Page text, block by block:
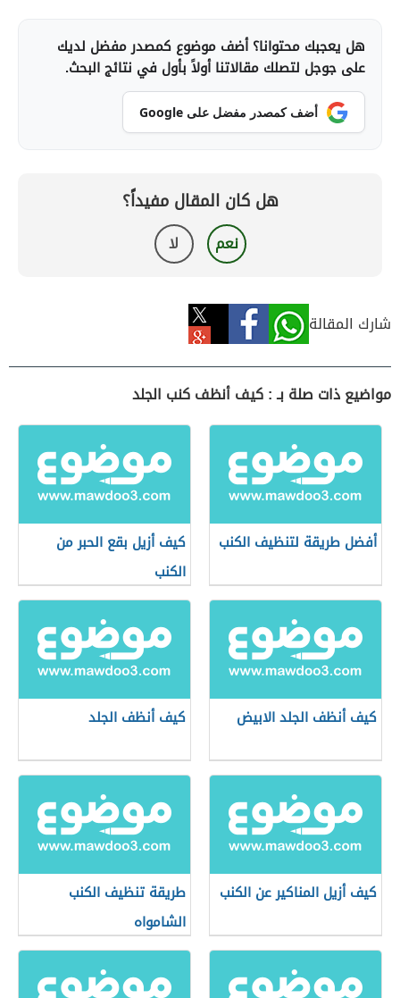
هل يعجبك محتوانا؟ أضف موضوع كمصدر مفضل لديك
على جوجل لتصلك مقالاتنا أولاً بأول في نتائج البحث.
أضف كمصدر مفضل على Google
هل كان المقال مفيداً؟
نعم لا
شارك المقالة
مواضيع ذات صلة بـ : كيف أنظف كنب الجلد
أفضل طريقة لتنظيف الكنب
كيف أزيل بقع الحبر من
الكنب
كيف أنظف الجلد الابيض كيف أنظف الجلد
كيف أزيل المناكير عن الكنب
طريقة تنظيف الكنب
الشامواه